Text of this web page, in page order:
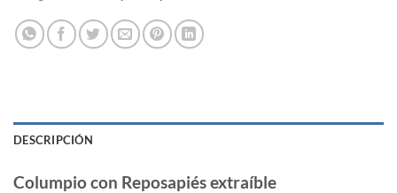
DESCRIPCIÓN
Columpio con Reposapiés extraíble